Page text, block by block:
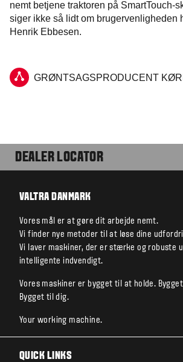
nemt betjene traktoren på SmartTouch-
siger ikke så lidt om brugervenligheden
Henrik Ebbesen.
GRØNTSAGSPRODUCENT
DEALER LOCATOR
VALTRA DANMARK
Vores mål er at gøre dit arbejde nemt.
Vi finder nye metoder til at løse dine
Vi laver maskiner, der er stærke og robuste
intelligente indvendigt.
Vores maskiner er bygget til at holde.
Bygget til dig.
Your working machine.
QUICK LINKS